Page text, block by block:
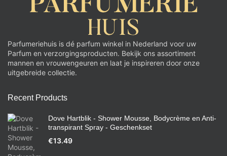
Parfumeriehuis is dé parfum winkel in Nederland voor uw
Parfum en verzorgingsproducten. Bekijk ons assortiment
mannen en vrouwengeuren en laat je inspireren door onze
uitgebreide collectie.
Recent Products
Dove Hartblik - Shower Mousse, Bodycrème en Anti-
transpirant Spray - Geschenkset
€13.49